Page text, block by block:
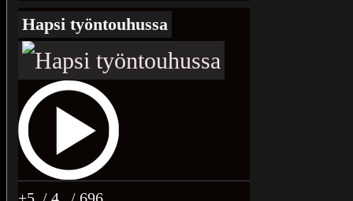
Hapsi työntouhussa
+5 / 4 / 696